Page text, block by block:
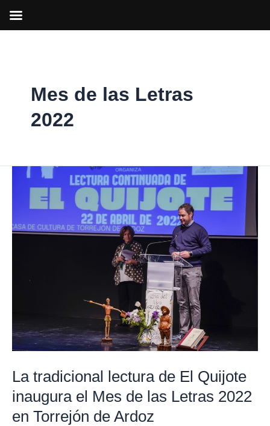
Mes de las Letras
2022
La tradicional lectura de El Quijote
inaugura el Mes de las Letras 2022
en Torrejón de Ardoz
tradicional
lectura
de
de
las
2022
en
Torrejón